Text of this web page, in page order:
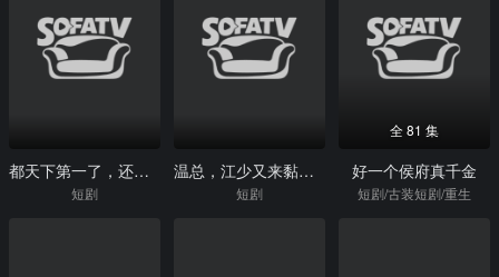
都天下第一了，还要当护花侍卫
短剧
温总，江少又来黏你了
短剧
全 81 集
好一个侯府真千金
短剧/古装短剧/重生